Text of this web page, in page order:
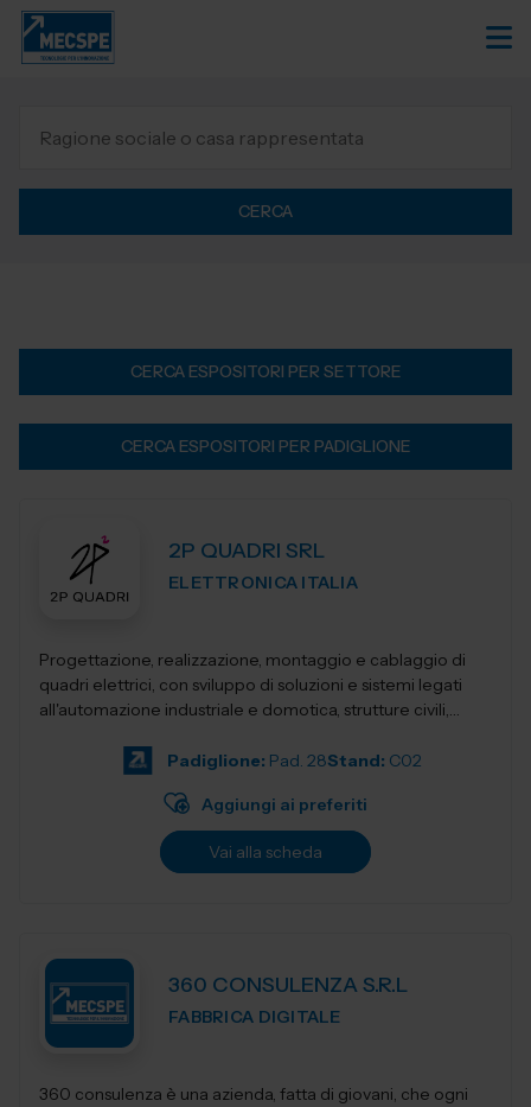
CERCA
CERCA ESPOSITORI PER SETTORE
CERCA ESPOSITORI PER PADIGLIONE
2P QUADRI SRL
ELETTRONICA ITALIA
Progettazione, realizzazione, montaggio e cablaggio di
quadri elettrici, con sviluppo di soluzioni e sistemi legati
all'automazione industriale e domotica, strutture civili,
Padiglione: Pad. 28Stand: C02
Aggiungi ai preferiti
Vai alla scheda
360 CONSULENZA S.R.L
FABBRICA DIGITALE
360 consulenza è una azienda, fatta di giovani, che ogni